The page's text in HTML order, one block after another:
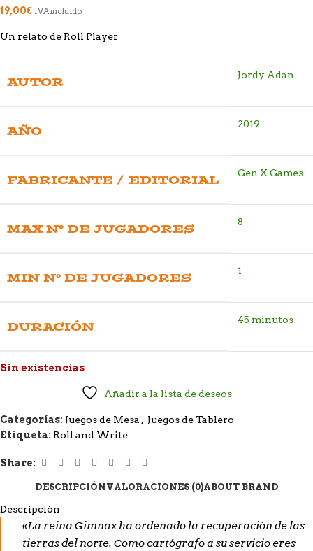
19,00€ IVA incluido
Un relato de Roll Player
AUTOR Jordy Adan
AÑO 2019
FABRICANTE / EDITORIAL Gen X Games
MAX Nº DE JUGADORES 8
MIN Nº DE JUGADORES 1
DURACIÓN 45 minutos
Sin existencias
Añadir a la lista de deseos
Categorías: Juegos de Mesa , Juegos de Tablero
Etiqueta: Roll and Write
Share:
DESCRIPCIÓNVALORACIONES (0)ABOUT BRAND
Descripción
«La reina Gimnax ha ordenado la recuperación de las
tierras del norte. Como cartógrafo a su servicio eres